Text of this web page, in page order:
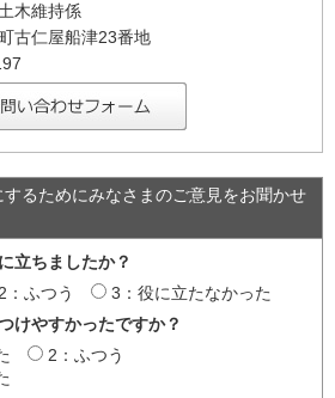
木維持係
古仁屋船津23番地
るためにみなさまのご意見をお聞かせ
立ちましたか？
2：ふつう
3：役に立たなかった
けやすかったですか？
2：ふつう